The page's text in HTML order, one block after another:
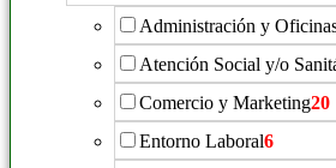
Administración y
Atención Social y/o
Comercio y Marketing20
Entorno Laboral6